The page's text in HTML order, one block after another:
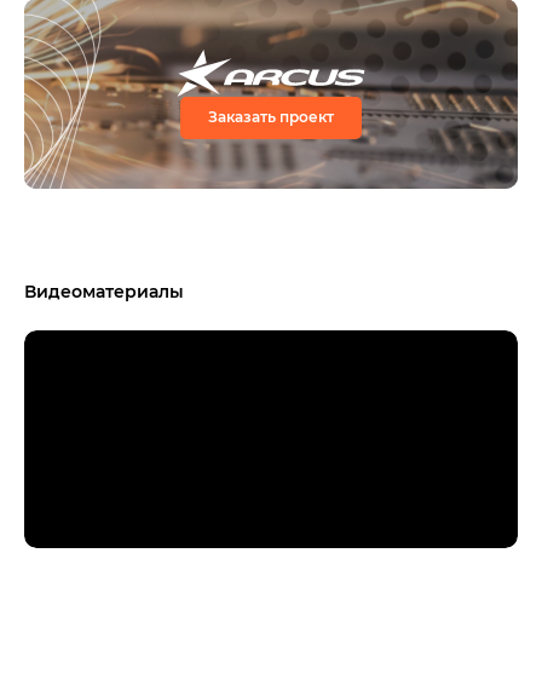
Заказать проект
Видеоматериалы